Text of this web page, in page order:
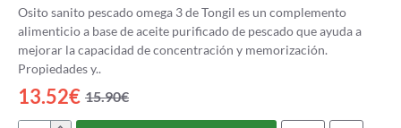
Osito sanito pescado omega 3 de Tongil es un complemento
alimenticio a base de aceite purificado de pescado que ayuda a
mejorar la capacidad de concentración y memorización.
Propiedades y..
13.52€ 15.90€